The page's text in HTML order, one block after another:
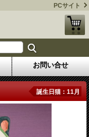
PCサイト
お問い合せ
誕生日猫：11月